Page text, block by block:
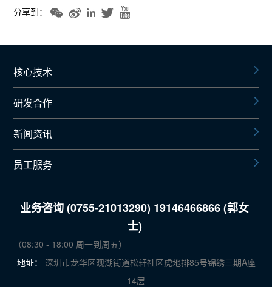
分享到：
核心技术
研发合作
新闻资讯
员工服务
业务咨询 (0755-21013290) 19146466866 (郭女
士)
（08:30 - 18:00 周一到周五）
地址：
深圳市龙华区观湖街道松轩社区虎地排85号锦绣三期A座
14层